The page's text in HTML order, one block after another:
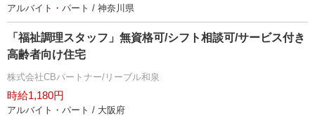
アルバイト・パート / 神奈川県
「福祉調理スタッフ」無資格可/シフト相談可/サービス付き
高齢者向け住宅
株式会社CBパートナー/リーブル和泉
時給1,180円
アルバイト・パート / 大阪府